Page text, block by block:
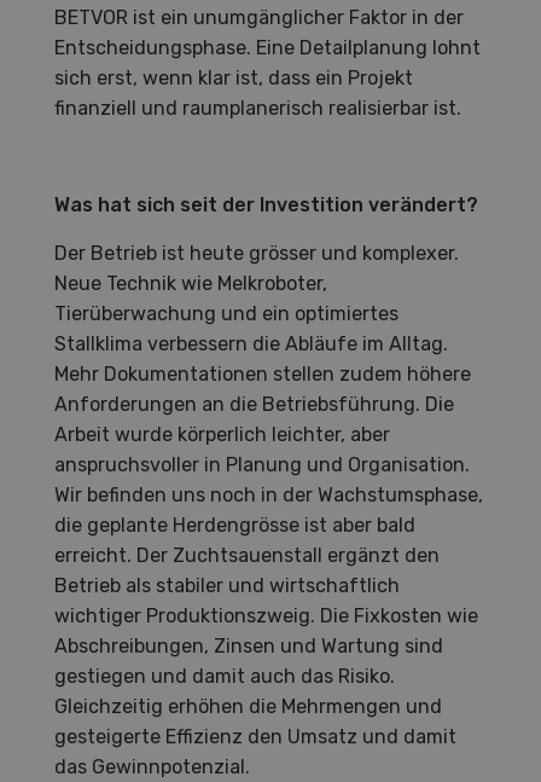
BETVOR ist ein unumgänglicher Faktor in der
Entscheidungsphase. Eine Detailplanung lohnt
sich erst, wenn klar ist, dass ein Projekt
finanziell und raumplanerisch realisierbar ist.
Was hat sich seit der Investition verändert?
Der Betrieb ist heute grösser und komplexer.
Neue Technik wie Melkroboter,
Tierüberwachung und ein optimiertes
Stallklima verbessern die Abläufe im Alltag.
Mehr Dokumentationen stellen zudem höhere
Anforderungen an die Betriebsführung. Die
Arbeit wurde körperlich leichter, aber
anspruchsvoller in Planung und Organisation.
Wir befinden uns noch in der Wachstumsphase,
die geplante Herdengrösse ist aber bald
erreicht. Der Zuchtsauenstall ergänzt den
Betrieb als stabiler und wirtschaftlich
wichtiger Produktionszweig. Die Fixkosten wie
Abschreibungen, Zinsen und Wartung sind
gestiegen und damit auch das Risiko.
Gleichzeitig erhöhen die Mehrmengen und
gesteigerte Effizienz den Umsatz und damit
das Gewinnpotenzial.